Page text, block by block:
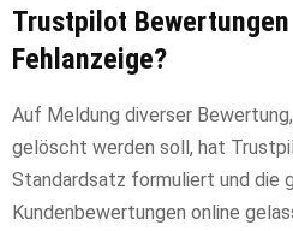
Trustpilot
Fehlanzeige?
Auf Meldung diverser
gelöscht werden soll, hat
Standardsatz formuliert und die
Kundenbewertungen online